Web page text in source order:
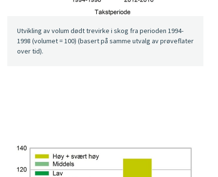
Utvikling av volum dødt trevirke i skog fra perioden 1994-
1998 (volumet = 100) (basert på samme utvalg av prøveflater
over tid).